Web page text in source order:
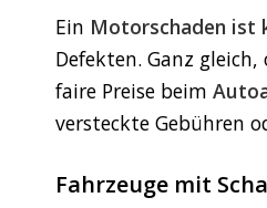
Ein Motorschaden ist
Defekten. Ganz
faire Preise beim
versteckte Gebühren
Fahrzeuge mit